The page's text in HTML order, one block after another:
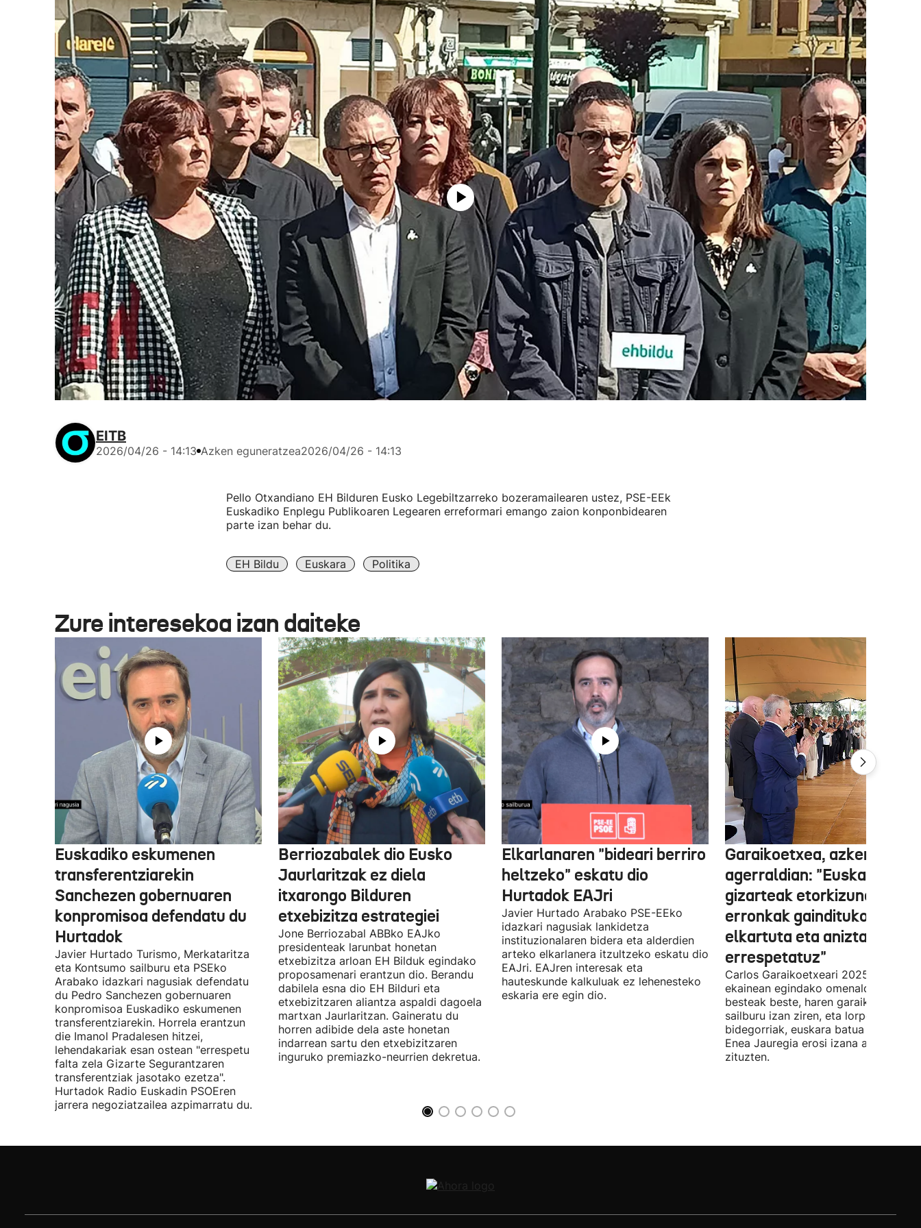
EITB
2026/04/26 - 14:13 Azken eguneratzea2026/04/26 - 14:13
Pello Otxandiano EH Bilduren Eusko Legebiltzarreko bozeramailearen ustez, PSE-EEk
Euskadiko Enplegu Publikoaren Legearen erreformari emango zaion konponbidearen
parte izan behar du.
EH Bildu Euskara Politika
Zure interesekoa izan daiteke
Euskadiko eskumenen
transferentziarekin
Sanchezen gobernuaren
konpromisoa defendatu du
Hurtadok
Javier Hurtado Turismo, Merkataritza
eta Kontsumo sailburu eta PSEko
Arabako idazkari nagusiak defendatu
du Pedro Sanchezen gobernuaren
konpromisoa Euskadiko eskumenen
transferentziarekin. Horrela erantzun
die Imanol Pradalesen hitzei,
lehendakariak esan ostean "errespetu
falta zela Gizarte Segurantzaren
transferentziak jasotako ezetza".
Hurtadok Radio Euskadin PSOEren
jarrera negoziatzailea azpimarratu du.
Berriozabalek dio Eusko
Jaurlaritzak ez diela
itxarongo Bilduren
etxebizitza estrategiei
Jone Berriozabal ABBko EAJko
presidenteak larunbat honetan
etxebizitza arloan EH Bilduk egindako
proposamenari erantzun dio. Berandu
dabilela esna dio EH Bilduri eta
etxebizitzaren aliantza aspaldi dagoela
martxan Jaurlaritzan. Gaineratu du
horren adibide dela aste honetan
indarrean sartu den etxebizitzaren
inguruko premiazko-neurrien dekretua.
Elkarlanaren "bideari berriro
heltzeko" eskatu dio
Hurtadok EAJri
Javier Hurtado Arabako PSE-EEko
idazkari nagusiak lankidetza
instituzionalaren bidera eta alderdien
arteko elkarlanera itzultzeko eskatu dio
EAJri. EAJren interesak eta
hauteskunde kalkuluak ez lehenesteko
eskaria ere egin dio.
Garaikoetxea, azken
agerraldian: "Euskal
gizarteak etorkizuneko
erronkak gaindituko ditu,
elkartuta eta aniztasuna
errespetatuz"
Carlos Garaikoetxeari 2025eko
ekainean egindako omenaldian,
besteak beste, haren garaiko hiru
sailburu izan ziren, eta lorpenen
bidegorriak, euskara batua eta Ajuria
Enea Jauregia erosi izana
zituzten.